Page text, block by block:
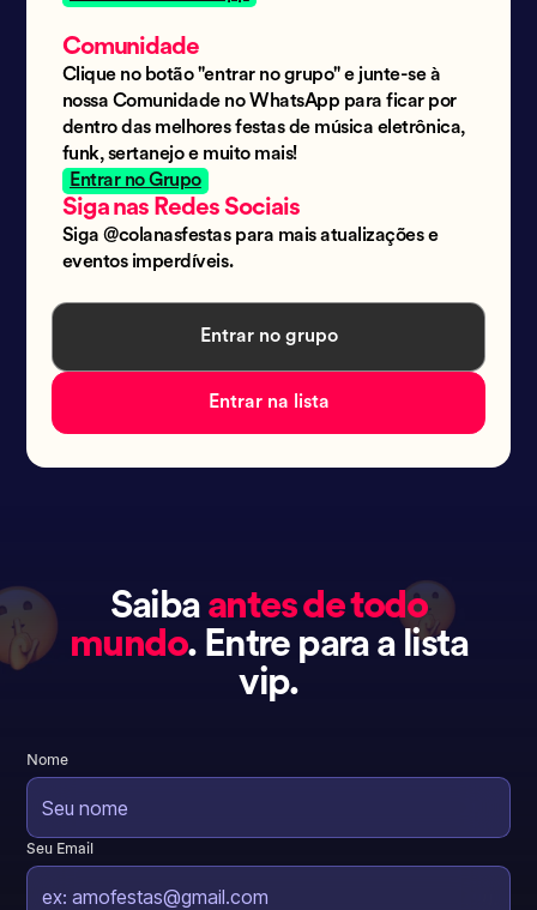
Comunidade
Clique no botão "entrar no grupo" e junte-se à
nossa Comunidade no WhatsApp para ficar por
dentro das melhores festas de música eletrônica,
funk, sertanejo e muito mais!
Entrar no Grupo
Siga nas Redes Sociais
Siga @colanasfestas para mais atualizações e
eventos imperdíveis.
Entrar no grupo
Entrar na lista
Saiba antes de todo
mundo. Entre para a lista
vip.
Nome
Seu Email